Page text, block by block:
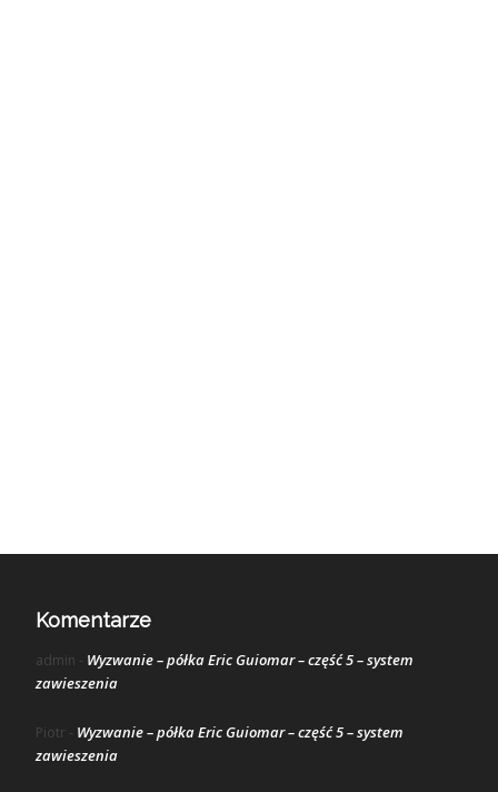
Komentarze
admin - Wyzwanie – półka Eric Guiomar – część 5 – system
zawieszenia
Piotr - Wyzwanie – półka Eric Guiomar – część 5 – system
zawieszenia